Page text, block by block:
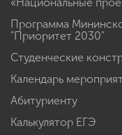
Программа
"Приоритет 2030"
Студенческие
Календарь
Абитуриенту
Калькулятор ЕГЭ